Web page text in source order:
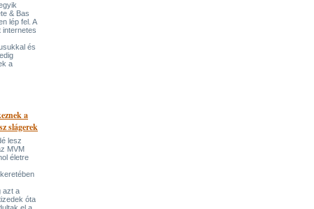
& Bas
lép fel. A
internetes
és
a
a
slágerek
lesz
MVM
életre
azt a
óta